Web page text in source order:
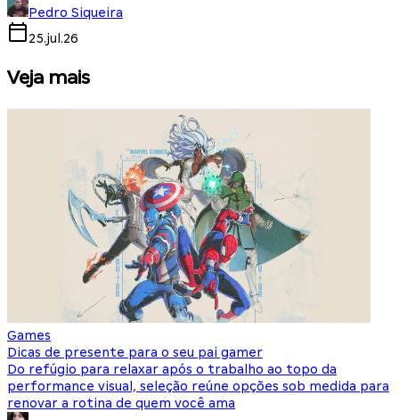
Pedro Siqueira
25.jul.26
Veja mais
Games
Dicas de presente para o seu pai gamer
Do refúgio para relaxar após o trabalho ao topo da
performance visual, seleção reúne opções sob medida para
renovar a rotina de quem você ama